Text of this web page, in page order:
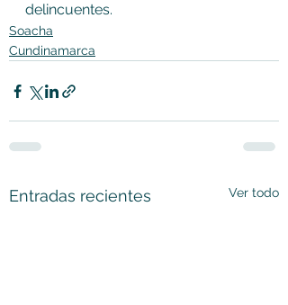
delincuentes.
Soacha
Cundinamarca
Entradas recientes Ver todo